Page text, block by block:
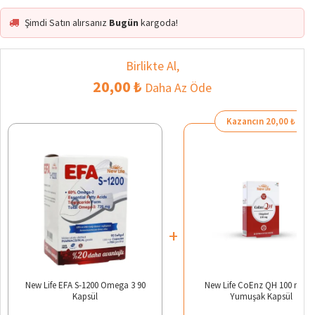
Şimdi Satın alırsanız Bugün kargoda!
Birlikte Al,
20,00 ₺ Daha Az Öde
New Life EFA S-1200 Omega 3 90
Kapsül
+
Kazancın 20,00 ₺
New Life CoEnz QH 100 mg
Yumuşak Kapsül